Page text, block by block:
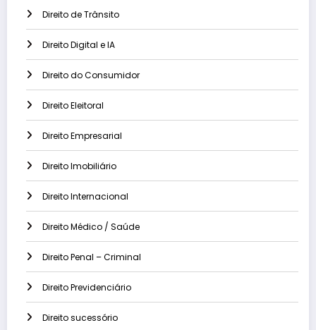
Direito de Trânsito
Direito Digital e IA
Direito do Consumidor
Direito Eleitoral
Direito Empresarial
Direito Imobiliário
Direito Internacional
Direito Médico / Saúde
Direito Penal – Criminal
Direito Previdenciário
Direito sucessório